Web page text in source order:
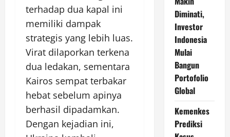
terhadap dua kapal ini
memiliki dampak
strategis yang lebih luas.
Virat dilaporkan terkena
dua ledakan, sementara
Kairos sempat terbakar
hebat sebelum apinya
berhasil dipadamkan.
Dengan kejadian ini,
Diminati,
Investor
Indonesia
Mulai
Bangun
Portofolio
Global
Kemenkes
Prediksi